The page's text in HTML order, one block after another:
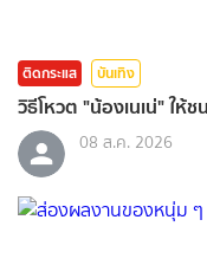
ติดกระแส บันเทิง
วิธีโหวต "น้องเนเน่" ให้
08 ส.ค. 2026